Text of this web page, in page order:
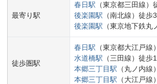
最寄り駅
春日駅 （東京都三田線）
後楽園駅 （南北線） 徒歩3
後楽園駅 （東京地下鉄丸
徒歩圏駅
春日駅 （東京都大江戸線）
水道橋駅 （三田線） 徒歩
本郷三丁目駅 （丸ノ内線）
本郷三丁目駅 （大江戸線）